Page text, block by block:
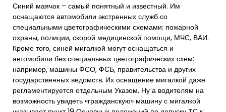
Синий маячок – самый понятный и известный. Им
оснащаются автомобили экстренных служб со
специальными цветографическими схемами: пожарной
охраны, полиции, скорой медицинской помощи, МЧС, ВАИ.
Кроме того, синей мигалкой могут оснащаться и
автомобили без специальных цветографических схем:
например, машины ФСО, ФСБ, правительства и других
государственных ведомств. Их оснащение мигалкой даже
регламентируется отдельным Указом. Ну а водителям на
возможность увидеть «гражданскую» машину с мигалкой